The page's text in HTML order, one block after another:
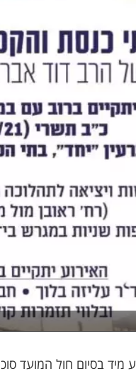
בסיום חול המועד